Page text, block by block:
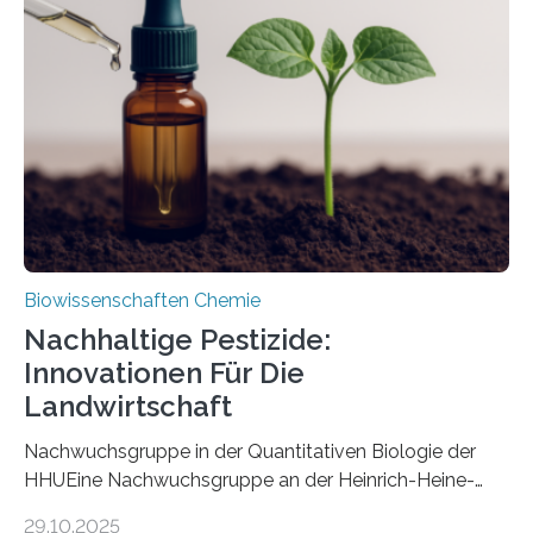
Art einer neuen Gattung beschrieben werden und trägt
nun den Namen Cretosabethes primaevus. Dieser erste
fossile Nachweis einer Stechmückenlarve in Bernstein
stellt gleichzeitig den ersten Fossilfund einer
Mückenlarve aus dem Mesozoikum dar, denn…
Biowissenschaften Chemie
Nachhaltige Pestizide:
Innovationen Für Die
Landwirtschaft
Nachwuchsgruppe in der Quantitativen Biologie der
HHUEine Nachwuchsgruppe an der Heinrich-Heine-
29.10.2025